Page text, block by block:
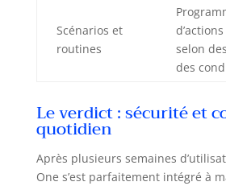
Scénarios et
routines
selon
des
Le verdict : sécurité et
quotidien
Après plusieurs semaines
One s’est parfaitement intégré à